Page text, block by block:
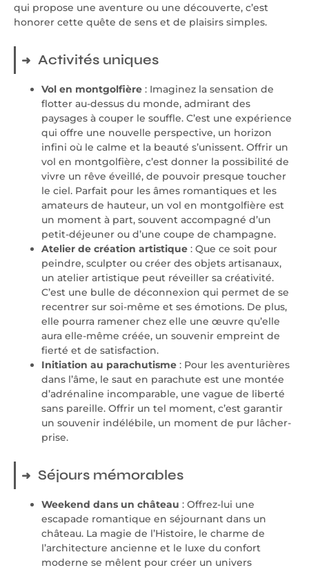
qui propose une aventure ou une découverte, c’est
honorer cette quête de sens et de plaisirs simples.
Activités uniques
Vol en montgolfière : Imaginez la sensation de
flotter au-dessus du monde, admirant des
paysages à couper le souffle. C’est une expérience
qui offre une nouvelle perspective, un horizon
infini où le calme et la beauté s’unissent. Offrir un
vol en montgolfière, c’est donner la possibilité de
vivre un rêve éveillé, de pouvoir presque toucher
le ciel. Parfait pour les âmes romantiques et les
amateurs de hauteur, un vol en montgolfière est
un moment à part, souvent accompagné d’un
petit-déjeuner ou d’une coupe de champagne.
Atelier de création artistique : Que ce soit pour
peindre, sculpter ou créer des objets artisanaux,
un atelier artistique peut réveiller sa créativité.
C’est une bulle de déconnexion qui permet de se
recentrer sur soi-même et ses émotions. De plus,
elle pourra ramener chez elle une œuvre qu’elle
aura elle-même créée, un souvenir empreint de
fierté et de satisfaction.
Initiation au parachutisme : Pour les aventurières
dans l’âme, le saut en parachute est une montée
d’adrénaline incomparable, une vague de liberté
sans pareille. Offrir un tel moment, c’est garantir
un souvenir indélébile, un moment de pur lâcher-
prise.
Séjours mémorables
Weekend dans un château : Offrez-lui une
escapade romantique en séjournant dans un
château. La magie de l’Histoire, le charme de
l’architecture ancienne et le luxe du confort
moderne se mêlent pour créer un univers